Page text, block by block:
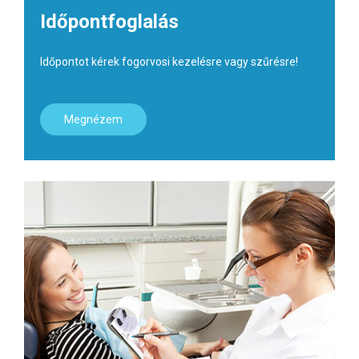
Időpontfoglalás
Időpontot kérek fogorvosi kezelésre vagy szűrésre!
Megnézem